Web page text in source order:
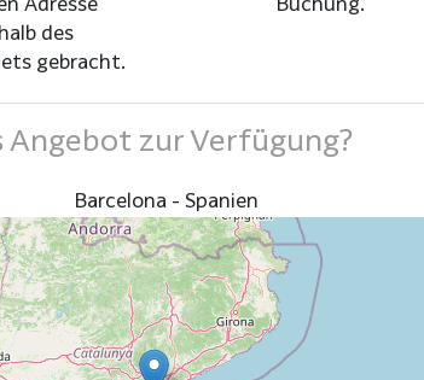
des
gebracht.
Angebot zur Verfügung?
Barcelona - Spanien